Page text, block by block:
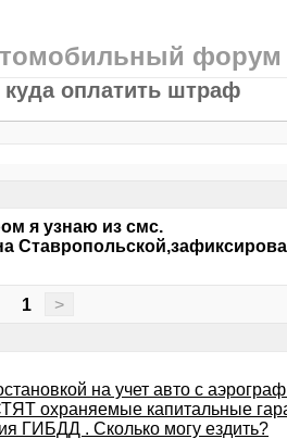
форум
куда оплатить штраф
я узнаю из смс.
1
>
на учет авто с
охраняемые капитальные
ГИБДД . Сколько могу ездить?